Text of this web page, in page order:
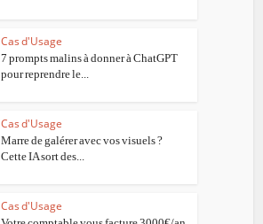
Cas d'Usage
7 prompts malins à donner à ChatGPT
pour reprendre le...
Cas d'Usage
Marre de galérer avec vos visuels ?
Cette IA sort des...
Cas d'Usage